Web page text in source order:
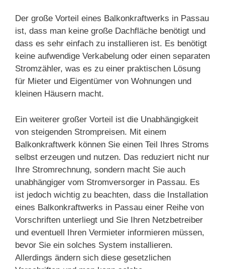
Der große Vorteil eines Balkonkraftwerks in Passau
ist, dass man keine große Dachfläche benötigt und
dass es sehr einfach zu installieren ist. Es benötigt
keine aufwendige Verkabelung oder einen separaten
Stromzähler, was es zu einer praktischen Lösung
für Mieter und Eigentümer von Wohnungen und
kleinen Häusern macht.
Ein weiterer großer Vorteil ist die Unabhängigkeit
von steigenden Strompreisen. Mit einem
Balkonkraftwerk können Sie einen Teil Ihres Stroms
selbst erzeugen und nutzen. Das reduziert nicht nur
Ihre Stromrechnung, sondern macht Sie auch
unabhängiger vom Stromversorger in Passau. Es
ist jedoch wichtig zu beachten, dass die Installation
eines Balkonkraftwerks in Passau einer Reihe von
Vorschriften unterliegt und Sie Ihren Netzbetreiber
und eventuell Ihren Vermieter informieren müssen,
bevor Sie ein solches System installieren.
Allerdings ändern sich diese gesetzlichen